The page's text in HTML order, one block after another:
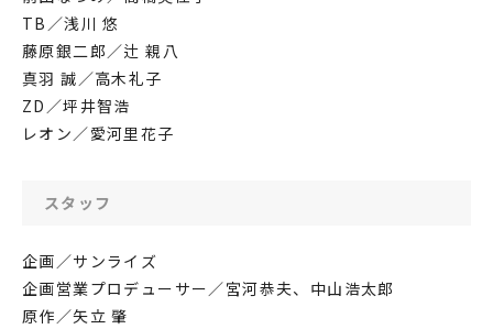
TB／浅川 悠
藤原銀二郎／辻 親八
真羽 誠／高木礼子
ZD／坪井智浩
レオン／愛河里花子
スタッフ
企画／サンライズ
企画営業プロデューサー／宮河恭夫、中山浩太郎
原作／矢立 肇